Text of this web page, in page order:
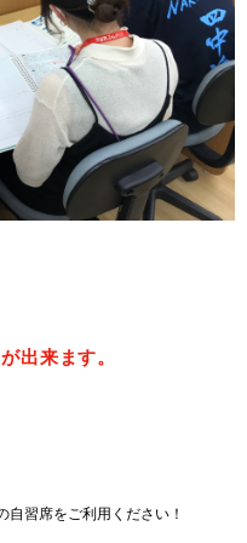
出来ます。
自習席をご利用ください！